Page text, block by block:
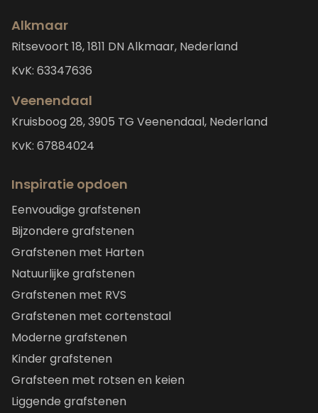
Alkmaar
Ritsevoort 18, 1811 DN Alkmaar, Nederland
KvK: 63347636
Veenendaal
Kruisboog 28, 3905 TG Veenendaal, Nederland
KvK: 67884024
Inspiratie opdoen
Eenvoudige grafstenen
Bijzondere grafstenen
Grafstenen met Harten
Natuurlijke grafstenen
Grafstenen met RVS
Grafstenen met cortenstaal
Moderne grafstenen
Kinder grafstenen
Grafsteen met rotsen en keien
Liggende grafstenen